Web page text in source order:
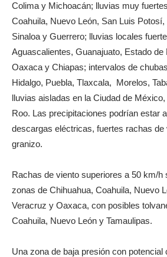
Colima y Michoacán; lluvias muy
Coahuila, Nuevo León, San Luis
Sinaloa y Guerrero; lluvias locales
Aguascalientes, Guanajuato, Estado
Oaxaca y Chiapas; intervalos de
Hidalgo, Puebla, Tlaxcala, Morelos,
lluvias aisladas en la Ciudad de
Roo. Las precipitaciones podrían estar
descargas eléctricas, fuertes rachas de
granizo.
Rachas de viento superiores a 50 km/h
zonas de Chihuahua, Coahuila, Nuevo
Veracruz y Oaxaca, con posibles
Coahuila, Nuevo León y Tamaulipas.
Una zona de baja presión con potencial